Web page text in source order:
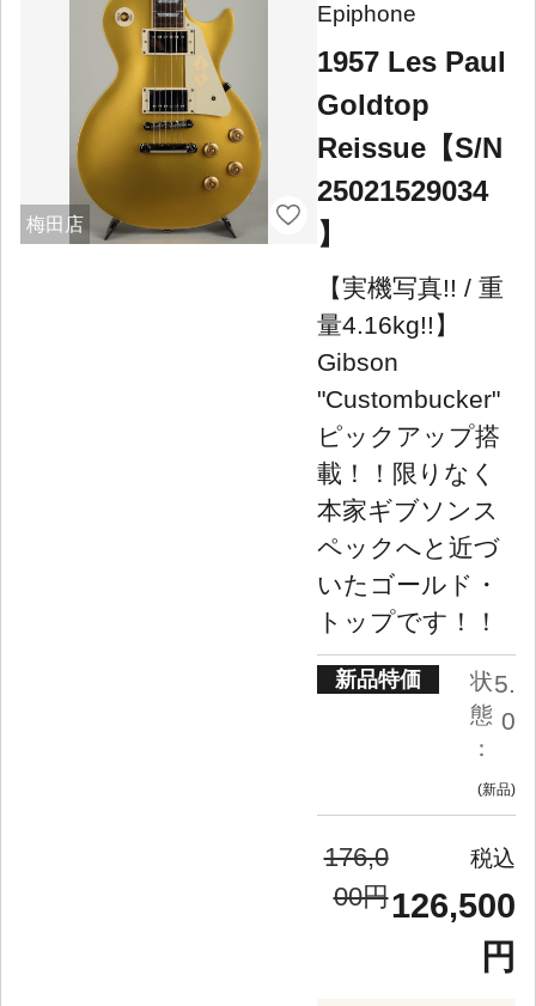
梅田店
Epiphone
1957 Les Paul
Goldtop
Reissue【S/N
25021529034
】
【実機写真!! / 重
量4.16kg!!】
Gibson
"Custombucker"
ピックアップ搭
載！！限りなく
本家ギブソンス
ペックへと近づ
いたゴールド・
トップです！！
新品特価
状
態
：
5.
0
新品
176,0
00円126,500
円